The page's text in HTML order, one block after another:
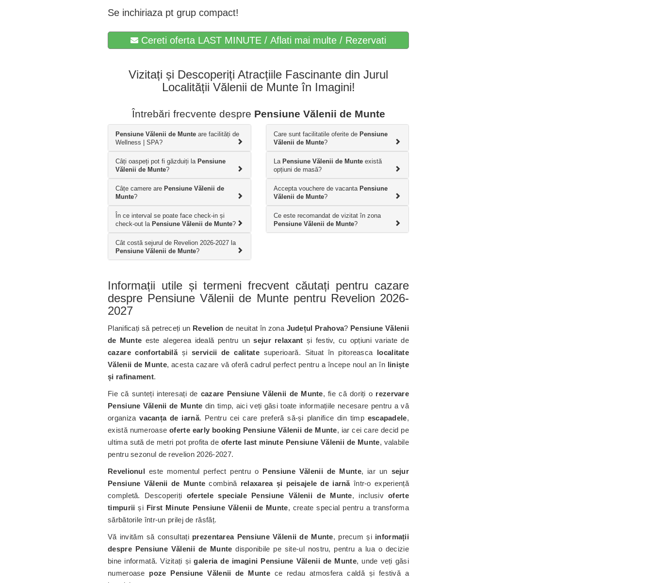
Se inchiriaza pt grup compact!
Cereti oferta LAST MINUTE / Aflati mai multe / Rezervati
Vizitați și Descoperiți Atracțiile Fascinante din Jurul
Localității Vălenii de Munte în Imagini!
Întrebări frecvente despre Pensiune Vălenii de Munte
Pensiune Vălenii de Munte are facilități de
Wellness | SPA?
Câți oaspeți pot fi găzduiți la Pensiune
Vălenii de Munte?
Câțe camere are Pensiune Vălenii de
Munte?
În ce interval se poate face check-in și
check-out la Pensiune Vălenii de Munte?
Cât costă sejurul de Revelion 2026-2027 la
Pensiune Vălenii de Munte?
Care sunt facilitatile oferite de Pensiune
Vălenii de Munte?
La Pensiune Vălenii de Munteexistă
opțiuni de masă?
Accepta vouchere de vacanta Pensiune
Vălenii de Munte?
Ce este recomandat de vizitat în zona
Pensiune Vălenii de Munte?
Informații utile și termeni frecvent căutați pentru cazare
despre Pensiune Vălenii de Munte pentru Revelion 2026-
2027
Planificați să petreceți un Revelion de neuitat în zona Județul Prahova? Pensiune Vălenii
de Munte este alegerea ideală pentru unsejur relaxant și festiv, cu opțiuni variate de
cazare confortabilășiservicii de calitatesuperioară. Situat în pitoreasca localitate
Vălenii de Munte, acesta cazare vă oferă cadrul perfect pentru a începe noul an în liniște
și rafinament.
Fie că sunteți interesați de cazare Pensiune Vălenii de Munte, fie că doriți o rezervare
Pensiune Vălenii de Munte din timp, aici veți găsi toate informațiile necesare pentru a vă
organizavacanța de iarnă. Pentru cei care preferă să-și planifice din timp escapadele,
există numeroaseoferte early booking Pensiune Vălenii de Munte, iar cei care decid pe
ultima sută de metri pot profita de oferte last minute Pensiune Vălenii de Munte, valabile
pentru sezonul de revelion 2026-2027.
Revelionul este momentul perfect pentru o Pensiune Vălenii de Munte, iar un sejur
Pensiune Vălenii de Munte combină relaxarea și peisajele de iarnăîntr-o experiență
completă. Descoperiți ofertele speciale Pensiune Vălenii de Munte, inclusivoferte
timpurii și First Minute Pensiune Vălenii de Munte, create special pentru a transforma
sărbătorile într-un prilej de răsfăț.
Vă invităm să consultați prezentarea Pensiune Vălenii de Munte, precum și informații
despre Pensiune Vălenii de Munte disponibile pe site-ul nostru, pentru a lua o decizie
bine informată. Vizitați șigaleria de imagini Pensiune Vălenii de Munte, unde veți găsi
numeroase poze Pensiune Vălenii de Muntece redau atmosfera caldă și festivă a